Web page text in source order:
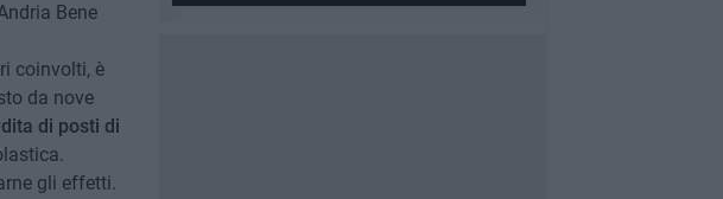
Bene
coinvolti, è
da nove
di posti di
gli effetti.